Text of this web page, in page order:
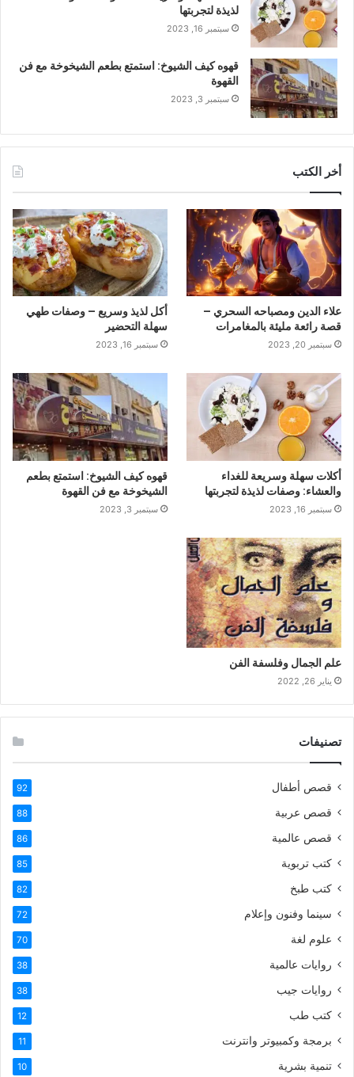
لذيذة لتجربتها
سبتمبر 16, 2023
قهوه كيف الشيوخ: استمتع بطعم الشيخوخة مع فن
القهوة
سبتمبر 3, 2023
أخر الكتب
علاء الدين ومصباحه السحري –
قصة رائعة مليئة بالمغامرات
سبتمبر 20, 2023
أكل لذيذ وسريع – وصفات طهي
سهلة التحضير
سبتمبر 16, 2023
أكلات سهلة وسريعة للغداء
والعشاء: وصفات لذيذة لتجربتها
سبتمبر 16, 2023
قهوه كيف الشيوخ: استمتع بطعم
الشيخوخة مع فن القهوة
سبتمبر 3, 2023
علم الجمال وفلسفة الفن
يناير 26, 2022
تصنيفات
قصص أطفال 92
قصص عربية 88
قصص عالمية 86
كتب تربوية 85
كتب طبخ 82
سينما وفنون وإعلام 72
علوم لغة 70
روايات عالمية 38
روايات جيب 38
كتب طب 12
برمجة وكمبيوتر وانترنت 11
تنمية بشرية 10